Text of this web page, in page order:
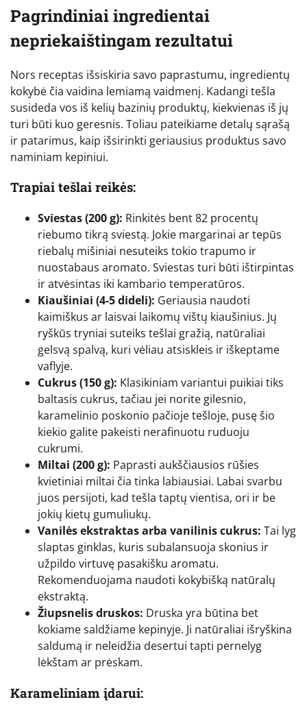
Pagrindiniai ingredientai
nepriekaištingam rezultatui
Nors receptas išsiskiria savo paprastumu, ingredientų
kokybė čia vaidina lemiamą vaidmenį. Kadangi tešla
susideda vos iš kelių bazinių produktų, kiekvienas iš jų
turi būti kuo geresnis. Toliau pateikiame detalų sąrašą
ir patarimus, kaip išsirinkti geriausius produktus savo
naminiam kepiniui.
Trapiai tešlai reikės:
Sviestas (200 g): Rinkitės bent 82 procentų
riebumo tikrą sviestą. Jokie margarinai ar tepūs
riebalų mišiniai nesuteiks tokio trapumo ir
nuostabaus aromato. Sviestas turi būti ištirpintas
ir atvėsintas iki kambario temperatūros.
Kiaušiniai (4-5 dideli): Geriausia naudoti
kaimiškus ar laisvai laikomų vištų kiaušinius. Jų
ryškūs tryniai suteiks tešlai gražią, natūraliai
gelsvą spalvą, kuri vėliau atsiskleis ir iškeptame
vaflyje.
Cukrus (150 g): Klasikiniam variantui puikiai tiks
baltasis cukrus, tačiau jei norite gilesnio,
karamelinio poskonio pačioje tešloje, pusę šio
kiekio galite pakeisti nerafinuotu ruduoju
cukrumi.
Miltai (200 g): Paprasti aukščiausios rūšies
kvietiniai miltai čia tinka labiausiai. Labai svarbu
juos persijoti, kad tešla taptų vientisa, ori ir be
jokių kietų gumuliukų.
Vanilės ekstraktas arba vanilinis cukrus: Tai lyg
slaptas ginklas, kuris subalansuoja skonius ir
užpildo virtuvę pasakišku aromatu.
Rekomenduojama naudoti kokybišką natūralų
ekstraktą.
Žiupsnelis druskos: Druska yra būtina bet
kokiame saldžiame kepinyje. Ji natūraliai išryškina
saldumą ir neleidžia desertui tapti pernelyg
lėkštam ar prėskam.
Karameliniam įdarui: